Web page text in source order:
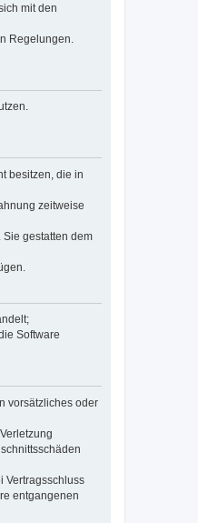
mit den
Regelungen.
besitzen, die in
zeitweise
gestatten dem
Software
vorsätzliches oder
Vertragsschluss
entgangenen